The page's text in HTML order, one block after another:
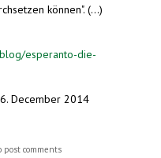
können". (...)
esperanto-die-
external)
December 2014
vom Reissbrett
post comments